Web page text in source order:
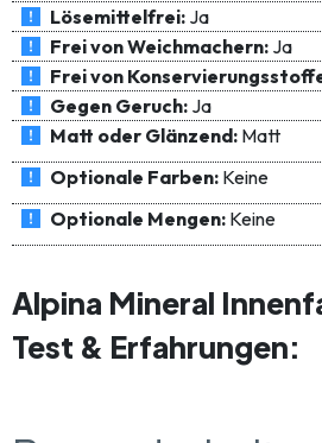
Lösemittelfrei: Ja
Frei von Weichmachern: Ja
Frei von
Gegen Geruch: Ja
Matt oder Glänzend: Matt
Optionale Farben: Keine
Optionale Mengen: Keine
Alpina Mineral
Test & Erfahrungen: